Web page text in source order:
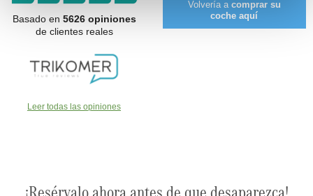
Basado en 5626 opiniones
de clientes reales
Leer todas las opiniones
Volvería a comprar su
coche aquí